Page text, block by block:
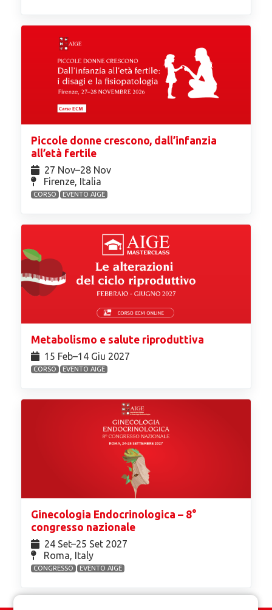
Piccole donne crescono, dall’infanzia
all’età fertile
27 Nov⁠–28 Nov
Firenze, Italia
CORSO EVENTO AIGE
Metabolismo e salute riproduttiva
15 Feb⁠–14 Giu 2027
CORSO EVENTO AIGE
Ginecologia Endocrinologica – 8°
congresso nazionale
24 Set⁠–25 Set 2027
Roma, Italy
CONGRESSO EVENTO AIGE